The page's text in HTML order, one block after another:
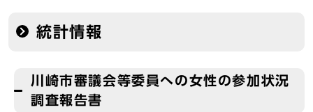
統計情報
川崎市審議会等委員への女性の参加状況
調査報告書